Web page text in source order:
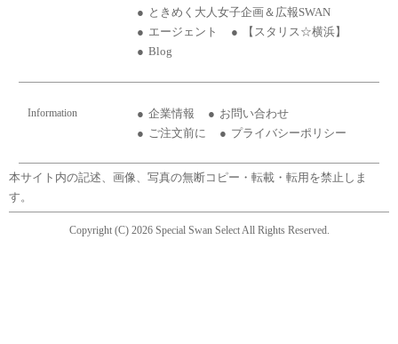
ときめく大人女子企画＆広報SWAN
エージェント
【スタリス☆横浜】
Blog
Information 企業情報
お問い合わせ
ご注文前に
プライバシーポリシー
本サイト内の記述、画像、写真の無断コピー・転載・転用を禁止しま
す。
Copyright (C) 2026 Special Swan Select All Rights Reserved.